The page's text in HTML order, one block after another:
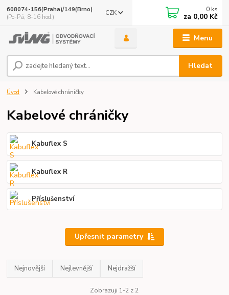
Menu
CZK
Hledat
608074-156(Praha)/149(Brno)
(Po-Pá, 8-16 hod.)
0 ks
za 0,00 Kč
Úvod Kabelové chráničky
Kabelové chráničky
Kabuflex S
Kabuflex R
Příslušenství
Upřesnit parametry
Nejnovější Nejlevnější Nejdražší
Zobrazuji 1-2 z 2